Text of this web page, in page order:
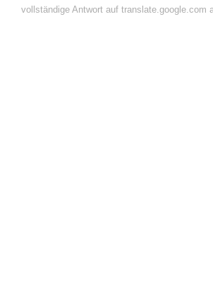
vollständige Antwort auf translate.google.com